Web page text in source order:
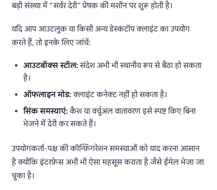
बड़ी संख्या में “सर्वर देरी” प्रेषक की मशीन पर शुरू होती है।
यदि आप आउटलुक या किसी अन्य डेस्कटॉप क्लाइंट का उपयोग
करते हैं, तो इनके लिए जांचें:
आउटबॉक्स स्टॉल:संदेश अभी भी स्थानीय रूप से बैठा हो सकता
है।
ऑफलाइन मोड:क्लाइंट कनेक्ट नहीं हो सकता है।
सिंक समस्याएं:कैश या वर्चुअल वातावरण इसे स्पष्ट किए बिना
भेजने में देरी कर सकते हैं।
उपयोगकर्ता-पक्ष की कॉन्फ़िगरेशन समस्याओं को याद करना आसान
है क्योंकि इंटरफ़ेस अभी भी ऐसा महसूस कराता है जैसे ईमेल भेजा जा
चुका है।